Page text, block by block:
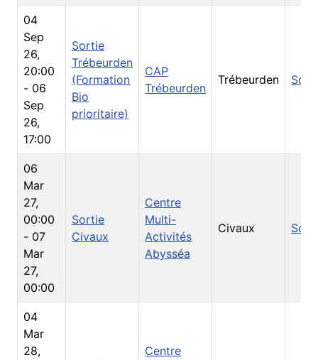
04
Sep
26,
20:00
- 06
Sep
26,
17:00
Sortie
Trébeurden
(Formation
Bio
prioritaire)
CAP
Trébeurden
Trébeurden
06
Mar
27,
00:00
- 07
Mar
27,
00:00
Sortie
Civaux
Centre
Multi-
Activités
Abysséa
Civaux
04
Mar
28,
Centre